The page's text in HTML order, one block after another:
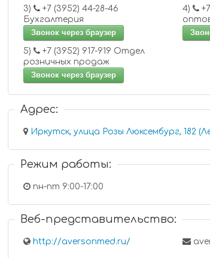
3)
+7 (3952) 44-28-46
Бухгалтерия
Звонок через браузер
4)
+7 (3952) 60-06-09 Отдел
5)
+7 (3952) 917-919 Отдел
розничных продаж
Звонок через браузер
Адрес:
Режим работы:
пн-пт 9:00-17:00
Веб-представительство:
http://aversonmed.ru/